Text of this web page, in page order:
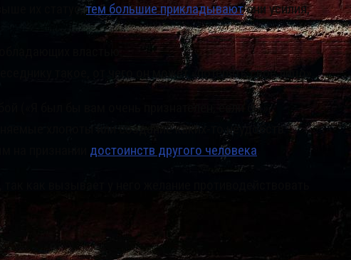
их статус,тем большие прикладываютони усилия,
властью.
такое, от чего он может «потерять свое лицо».
(«Я был бы вам очень признателен, если бы»,
хлопоты или создание каких-то неудобств
на признании достоинств другого человека